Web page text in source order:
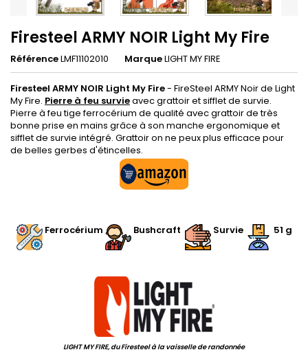
Firesteel ARMY NOIR Light My Fire
RéférenceLMF11102010 MarqueLIGHT MY FIRE
Firesteel ARMY NOIR Light My Fire- FireSteel ARMY Noir de Light
My Fire. Pierre à feu survieavec grattoir et sifflet de survie.
Pierre à feu tige ferrocérium de qualité avec grattoir de très
bonne prise en mains grâce à son manche ergonomique et
sifflet de survie intégré. Grattoir on ne peux plus efficace pour
de belles gerbes d'étincelles.
Ferrocérium
Bushcraft Survie 51 g
LIGHT MY FIRE, du Firesteel à la vaisselle de randonnée